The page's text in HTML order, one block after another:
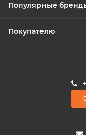
Популярные
Покупателю